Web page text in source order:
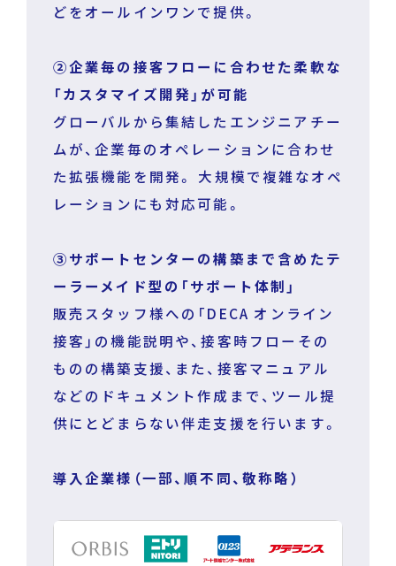
どをオールインワンで提供。
②企業毎の接客フローに合わせた柔軟な
「カスタマイズ開発」が可能
グローバルから集結したエンジニアチー
ムが、企業毎のオペレーションに合わせ
た拡張機能を開発。 大規模で複雑なオペ
レーションにも対応可能。
③サポートセンターの構築まで含めたテ
ーラーメイド型の「サポート体制」
販売スタッフ様への「DECA オンライン
接客」の機能説明や、接客時フローその
ものの構築支援、また、接客マニュアル
などのドキュメント作成まで、ツール提
供にとどまらない伴走支援を行います。
導入企業様（一部、順不同、敬称略）